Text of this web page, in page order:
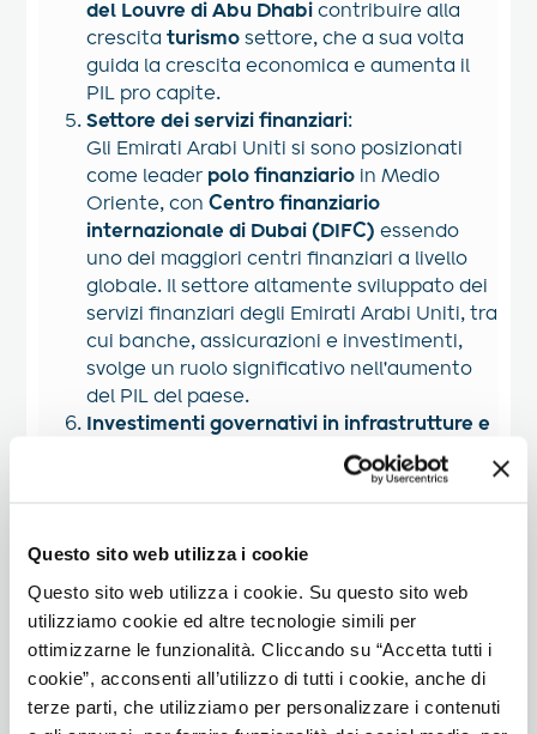
Questo sito web utilizza i cookie
Questo sito web utilizza i cookie. Su questo sito web
utilizziamo cookie ed altre tecnologie simili per
ottimizzarne le funzionalità. Cliccando su “Accetta tutti i
cookie”, acconsenti all’utilizzo di tutti i cookie, anche di
terze parti, che utilizziamo per personalizzare i contenuti
del Louvre di Abu Dhabi contribuire alla
crescitaturismo settore, che a sua volta
guida la crescita economica e aumenta il
PIL pro capite.
Settore dei servizi finanziari:
Gli Emirati Arabi Uniti si sono posizionati
come leader polo finanziario in Medio
Oriente, conCentro finanziario
internazionale di Dubai (DIFC) essendo
uno dei maggiori centri finanziari a livello
globale. Il settore altamente sviluppato dei
servizi finanziari degli Emirati Arabi Uniti, tra
cui banche, assicurazioni e investimenti,
svolge un ruolo significativo nell'aumento
del PIL del paese.
Investimenti governativi in infrastrutture e
L'attenzione degli Emirati Arabi Uniti
intelligenti,energia rinnovabile
tecnologici, hanno stimolato la crescita
economica. Iniziative comeEsposizione
Universale Dubai 2020e lo sviluppo di
Città di Masdarenfatizzare la sostenibilità
e l'innovazione, contribuendo allo sviluppo
economico a lungo termine del Paese e